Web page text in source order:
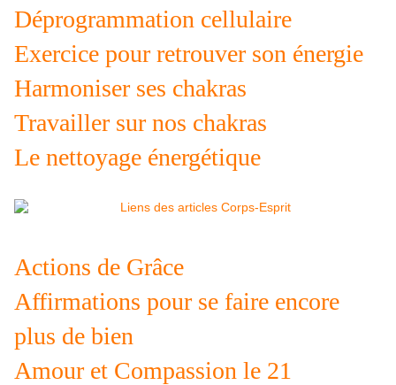
Déprogrammation cellulaire
Exercice pour retrouver son énergie
Harmoniser ses chakras
Travailler sur nos chakras
Le nettoyage énergétique
Actions de Grâce
Affirmations pour se faire encore
plus de bien
Amour et Compassion le 21